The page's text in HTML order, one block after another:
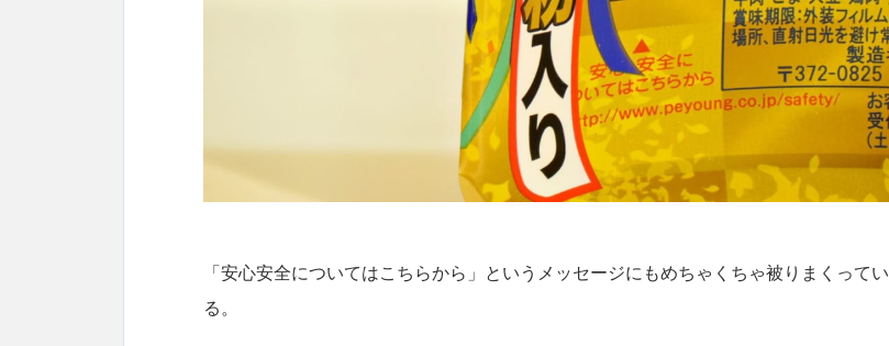
「安心安全についてはこちらから」というメッセージにもめちゃくちゃ被りまくってい
る。